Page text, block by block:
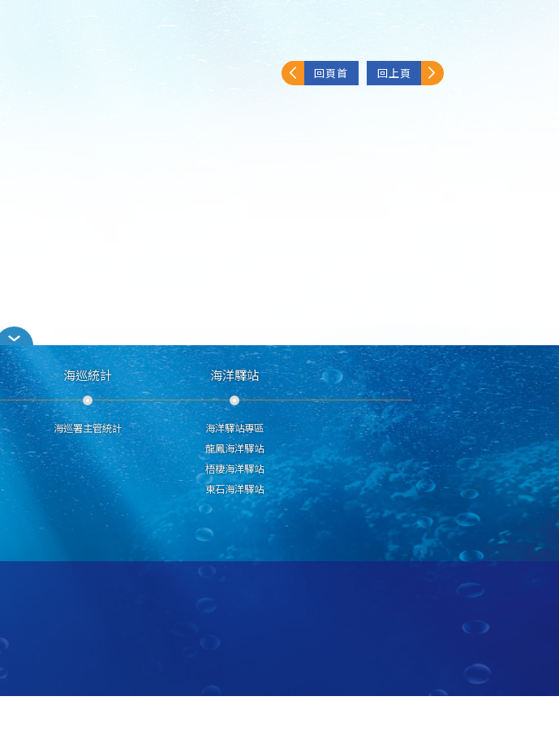
回頁首 回上頁
海巡統計
海巡署主管統計
海洋驛站
海洋驛站專區
龍鳳海洋驛站
梧棲海洋驛站
東石海洋驛站